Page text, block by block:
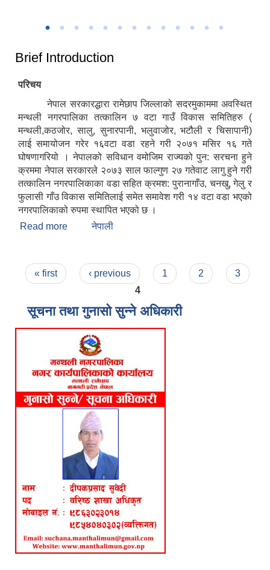
Brief Introduction
परिचय
नेपाल सरकारद्धारा रामेछाप जिल्लाको सदरमुकाममा अवस्थित
मन्थली नगरपालिका तत्कालिन ७ वटा गाउँ विकास समितिहरु (
मन्थली,कठजोर, सालु, सुनारपानी, भलुवाजोर, भटौली र चिसापानी)
लाई समायोजन गरेर १६वटा वडा रहने गरी २०७१ मसिर १६ गते
घोषणागरियो । नेपालको सविधान वमोजिम राज्यको पुन: सरचना हुने
क्रममा नेपाल सरकारले २०७३ साल फाल्गुण २७ गतेवाट लागु हुने गरी
तत्कालिन नगरपालिकाका वडा सहित क्रमश: पुरानागाँउ, चनखु, गेलु र
फुलासी गाँउ विकास समितिलाई समेत समावेश गरी १४ वटा वडा भएको
नगरपालिकाको रुपमा स्थापित भएको छ ।
Read more about Brief Introduction
नेपाली
Pages
« first ‹ previous 1 2
3
4
सूचना तथा गुनासो सुन्ने अधिकारी